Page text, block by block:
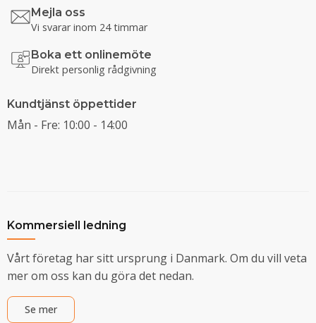
Mejla oss
Vi svarar inom 24 timmar
Boka ett onlinemöte
Direkt personlig rådgivning
Kundtjänst öppettider
Mån - Fre: 10:00 - 14:00
Kommersiell ledning
Vårt företag har sitt ursprung i Danmark. Om du vill veta
mer om oss kan du göra det nedan.
Se mer